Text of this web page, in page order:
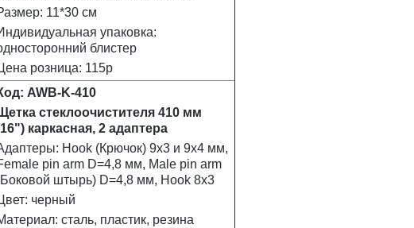
11*30 см
упаковка:
блистер
розница: 115р
AWB-K-410
стеклоочистителя 410 мм
каркасная, 2 адаптера
Hook (Крючок) 9х3 и 9х4 мм,
pin arm D=4,8 мм, Male pin arm
штырь) D=4,8 мм, Hook 8x3
черный
сталь, пластик, резина